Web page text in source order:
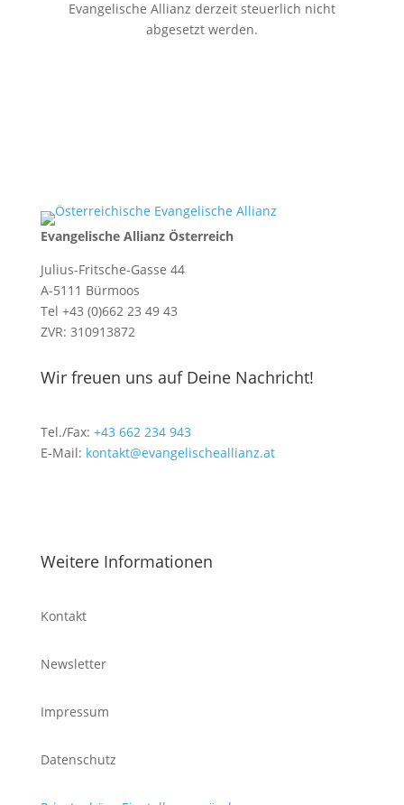
Evangelische Allianz derzeit steuerlich nicht
abgesetzt werden.
Evangelische Allianz Österreich
Julius-Fritsche-Gasse 44
A-5111 Bürmoos
Tel +43 (0)662 23 49 43
ZVR: 310913872
Wir freuen uns auf Deine Nachricht!
Tel./Fax: +43 662 234 943
E-Mail: kontakt@evangelischeallianz.at
Weitere Informationen
Kontakt
Newsletter
Impressum
Datenschutz